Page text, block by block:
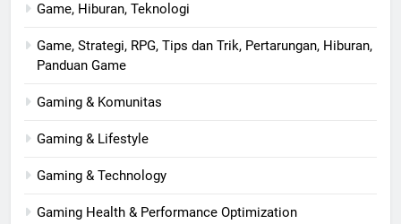
Game, Hiburan, Teknologi
Game, Strategi, RPG, Tips dan Trik, Pertarungan, Hiburan,
Panduan Game
Gaming & Komunitas
Gaming & Lifestyle
Gaming & Technology
Gaming Health & Performance Optimization